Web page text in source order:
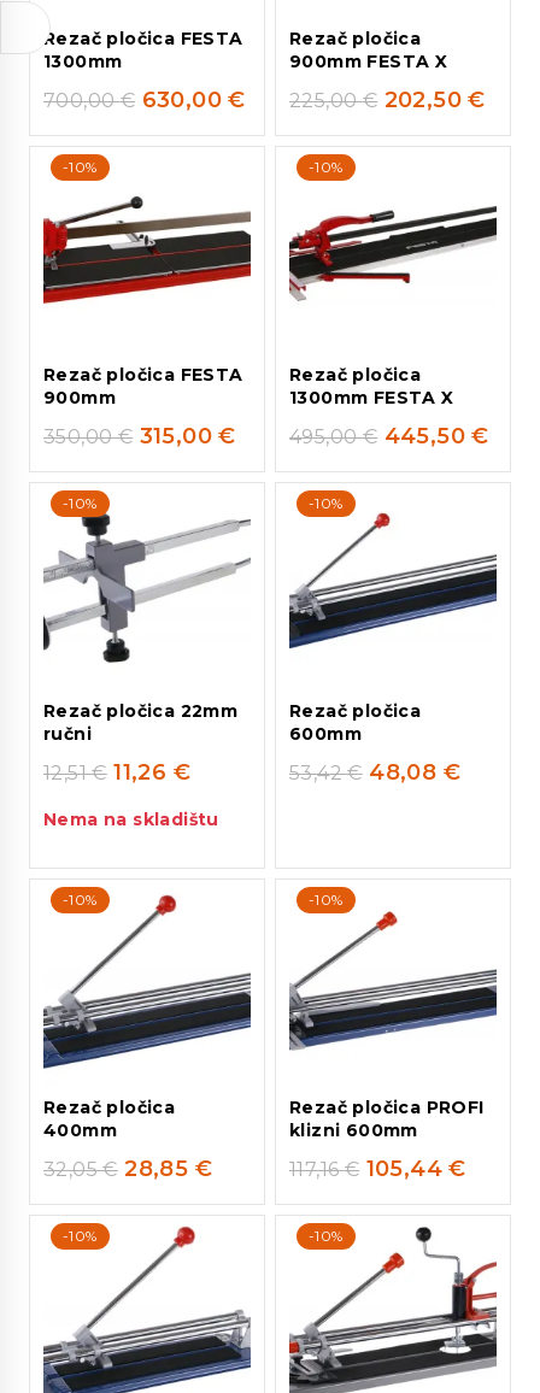
Rezač pločica FESTA
1300mm
700,00€ 630,00€
Rezač pločica
900mm FESTA X
225,00€ 202,50€
-10%
Rezač pločica FESTA
900mm
350,00€ 315,00€
-10%
Rezač pločica
1300mm FESTA X
495,00€ 445,50€
-10%
Rezač pločica 22mm
ručni
12,51€ 11,26 €
Nema na skladištu
-10%
Rezač pločica
600mm
53,42€ 48,08 €
-10%
Rezač pločica
400mm
32,05€ 28,85 €
-10%
Rezač pločica PROFI
klizni 600mm
117,16€ 105,44€
-10% -10%